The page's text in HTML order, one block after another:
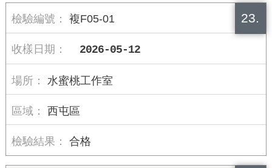
23.
複F05-01
2026-05-12
水蜜桃工作室
西屯區
合格